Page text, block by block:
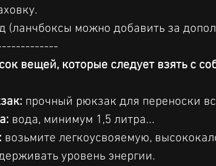
(ланчбоксы можно добавить за
вещей, которые следует взять с
прочный рюкзак для переноски
вода, минимум 1,5 литра...
возьмите легкоусвояемую,
уровень энергии.